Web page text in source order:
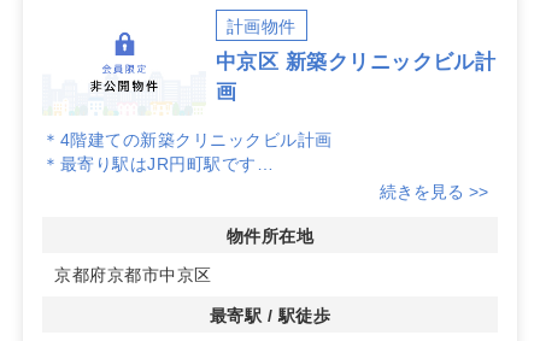
計画物件
中京区 新築クリニックビル計
画
＊4階建ての新築クリニックビル計画
＊最寄り駅はJR円町駅です
続きを見る >>
物件所在地
京都府京都市中京区
最寄駅 / 駅徒歩